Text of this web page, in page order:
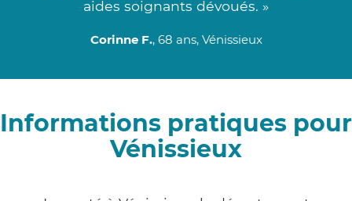
aides soignants dévoués. »
Corinne F., 68 ans, Vénissieux
Informations pratiques pour
Vénissieux